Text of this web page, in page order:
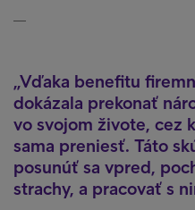
Vďaka benefitu
dokázala prekonať
vo svojom živote, cez
sama preniesť. Táto
posunúť sa vpred,
strachy, a pracovať s